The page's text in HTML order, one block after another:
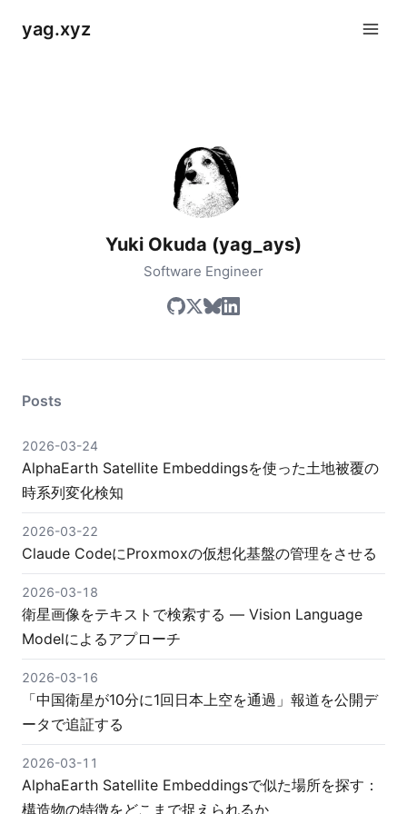
yag.xyz
Yuki Okuda (yag_ays)
Software Engineer
Posts
2026-03-24
AlphaEarth Satellite Embeddingsを使った土地被覆の
時系列変化検知
2026-03-22
Claude CodeにProxmoxの仮想化基盤の管理をさせる
2026-03-18
衛星画像をテキストで検索する — Vision Language
Modelによるアプローチ
2026-03-16
「中国衛星が10分に1回日本上空を通過」報道を公開デ
ータで追証する
2026-03-11
AlphaEarth Satellite Embeddingsで似た場所を探す：
構造物の特徴をどこまで捉えられるか